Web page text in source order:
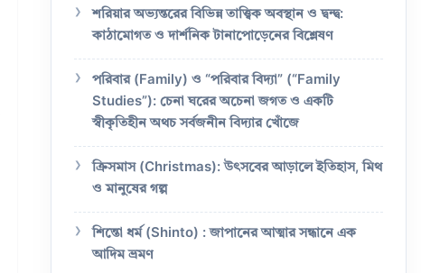
শরিয়ার অভ্যন্তরের বিভিন্ন তাত্ত্বিক অবস্থান ও দ্বন্দ্ব:
কাঠামোগত ও দার্শনিক টানাপোড়েনের বিশ্লেষণ
পরিবার (Family) ও “পরিবার বিদ্যা” (“Family
Studies”): চেনা ঘরের অচেনা জগত ও একটি
স্বীকৃতিহীন অথচ সর্বজনীন বিদ্যার খোঁজে
ক্রিসমাস (Christmas): উৎসবের আড়ালে ইতিহাস, মিথ
ও মানুষের গল্প
শিন্তো ধর্ম (Shinto) : জাপানের আত্মার সন্ধানে এক
আদিম ভ্রমণ